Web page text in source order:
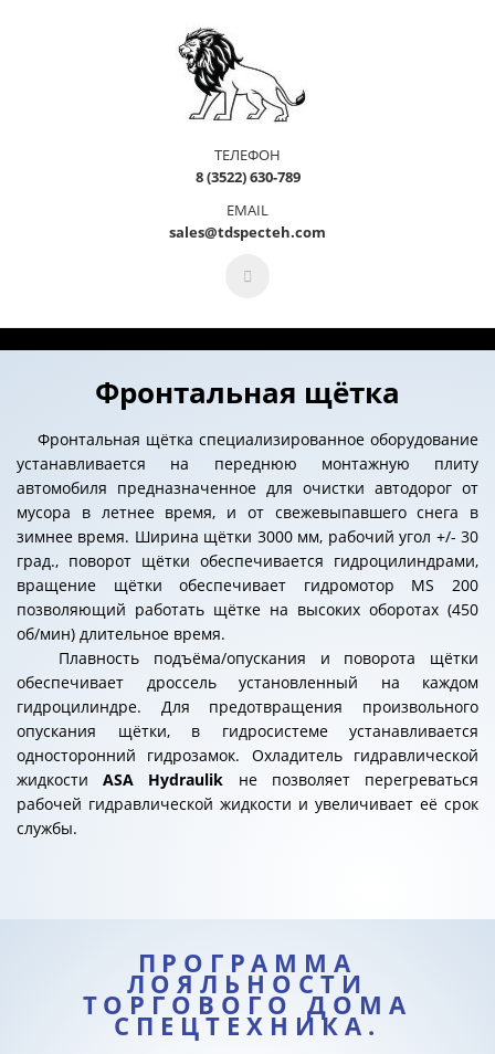
ТЕЛЕФОН
8 (3522) 630-789
EMAIL
sales@tdspecteh.com
Фронтальная щётка
Фронтальная щётка специализированное оборудование
устанавливается на переднюю монтажную плиту
автомобиля предназначенное для очистки автодорог от
мусора в летнее время, и от свежевыпавшего снега в
зимнее время. Ширина щётки 3000 мм, рабочий угол +/- 30
град., поворот щётки обеспечивается гидроцилиндрами,
вращение щётки обеспечивает гидромотор MS 200
позволяющий работать щётке на высоких оборотах (450
об/мин) длительное время.
Плавность подъёма/опускания и поворота щётки
обеспечивает дроссель установленный на каждом
гидроцилиндре. Для предотвращения произвольного
опускания щётки, в гидросистеме устанавливается
односторонний гидрозамок. Охладитель гидравлической
жидкостиASA Hydraulik
не позволяет перегреваться
рабочей гидравлической жидкости и увеличивает её срок
службы.
ПРОГРАММА
ЛОЯЛЬНОСТИ
ТОРГОВОГО ДОМА
СПЕЦТЕХНИКА.